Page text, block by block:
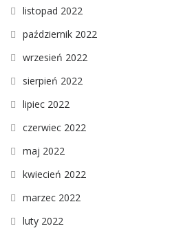
listopad 2022
październik 2022
wrzesień 2022
sierpień 2022
lipiec 2022
czerwiec 2022
maj 2022
kwiecień 2022
marzec 2022
luty 2022